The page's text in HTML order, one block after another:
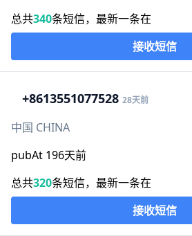
总共340条短信，最新一条在
接收短信
+8613551077528 28天前
中国 CHINA
pubAt 196天前
总共320条短信，最新一条在
接收短信